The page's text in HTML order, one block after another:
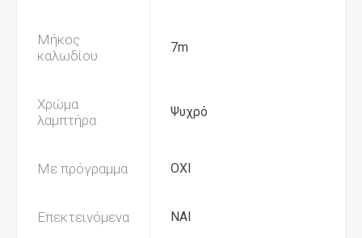
Μήκος
καλωδίου
7m
Χρώμα
λαμπτήρα
Ψυχρό
Με πρόγραμμα ΟΧΙ
Επεκτεινόμενα ΝΑΙ